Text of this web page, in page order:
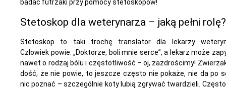
badać futrzaki przy pomocy stetoskopów!
Stetoskop dla weterynarza – jaką pełni rolę?
Stetoskop to taki trochę translator dla lekarzy
Człowiek powie: „Doktorze, boli mnie serce”, a lekarz może
nawet o rodzaj bólu i częstotliwość – oj, zazdrościmy!
dość, że nie powie, to jeszcze często nie pokaże, nie da po
nic poznać – szczególnie koty lubią zgrywać twardzieli.